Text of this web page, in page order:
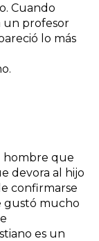
Cuando
un profesor
lo más
hombre que
devora al hijo
confirmarse
gustó mucho
es un